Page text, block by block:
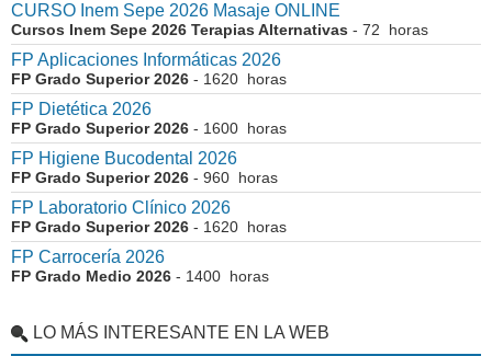
CURSO Inem Sepe 2026 Masaje ONLINE
Cursos Inem Sepe 2026 Terapias Alternativas - 72 horas
FP Aplicaciones Informáticas 2026
FP Grado Superior 2026 - 1620 horas
FP Dietética 2026
FP Grado Superior 2026 - 1600 horas
FP Higiene Bucodental 2026
FP Grado Superior 2026 - 960 horas
FP Laboratorio Clínico 2026
FP Grado Superior 2026 - 1620 horas
FP Carrocería 2026
FP Grado Medio 2026 - 1400 horas
LO MÁS INTERESANTE EN LA WEB